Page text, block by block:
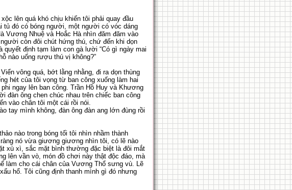
lên quá khó chịu khiến tôi phải quay đầu
tủ đó có bóng người, một người có vóc dáng
Vương Nhuệ và Hoắc Hà nhìn đăm đăm vào
còn đôi chút hứng thú, chứ đến khi dọn
định tạm làm con gà lười “Có gì ngày mai
nào uống rượu thú vị không?”
vông quá, bớt lằng nhằng, đi ra dọn thùng
hét của tôi vọng từ ban công xuống làm hai
ngay lên ban công. Trần Hồ Huy và Khương
đàn ông chen chúc nhau trên chiếc ban công
vào chân tôi một cái rồi nói.
tay mình không, đàn ông đàn ang lớn đùng rồi
nào trong bóng tối tôi nhìn nhầm thành
nó vừa giương giương nhìn tôi, có lẽ nào
xù xì, sắc mặt bình thường đặc biệt là đôi mắt
lên vần vò, món đồ chơi này thật độc đáo, mà
làm cho cái chân của Vương Thổ sưng vù. Lẽ
hổ. Tôi cũng định thanh mình gì đó nhưng